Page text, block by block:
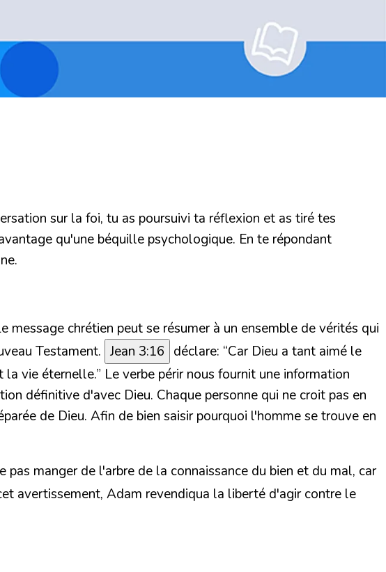
sur la foi, tu as poursuivi ta réflexion et as tiré tes
qu'une béquille psychologique. En te répondant
chrétien peut se résumer à un ensemble de vérités qui
Testament. Jean 3:16 déclare: “Car Dieu a tant aimé le
la vie éternelle.” Le verbe périr nous fournit une information
définitive d'avec Dieu. Chaque personne qui ne croit pas en
de Dieu. Afin de bien saisir pourquoi l'homme se trouve en
manger de l'arbre de la connaissance du bien et du mal, car
avertissement, Adam revendiqua la liberté d'agir contre le